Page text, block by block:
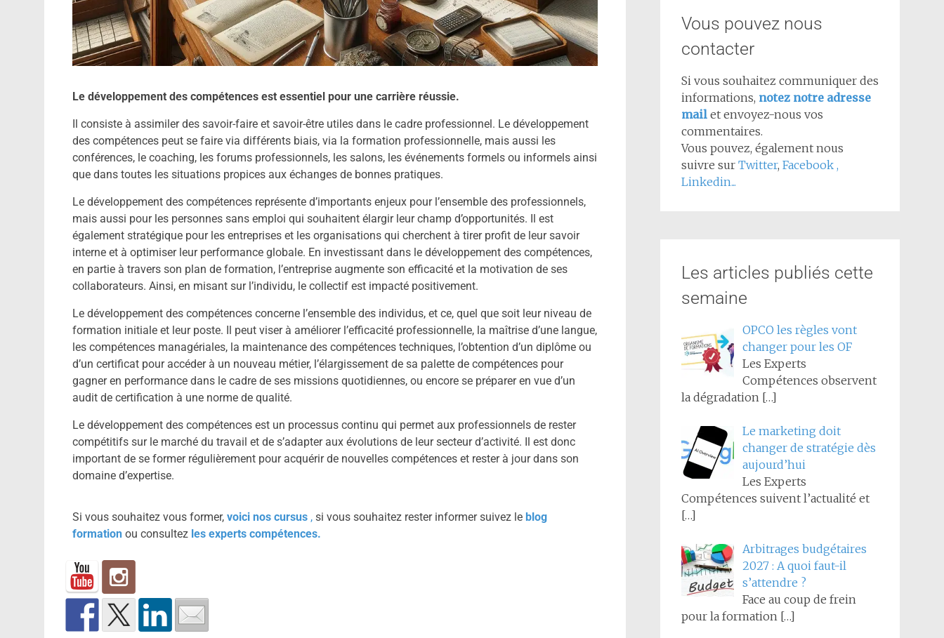
Le développement des compétences est essentiel pour une carrière réussie.
Il consiste à assimiler des savoir-faire et savoir-être utiles dans le cadre professionnel. Le développement
des compétences peut se faire via différents biais, via la formation professionnelle, mais aussi les
conférences, le coaching, les forums professionnels, les salons, les événements formels ou informels ainsi
que dans toutes les situations propices aux échanges de bonnes pratiques.
Le développement des compétences représente d’importants enjeux pour l’ensemble des professionnels,
mais aussi pour les personnes sans emploi qui souhaitent élargir leur champ d’opportunités. Il est
également stratégique pour les entreprises et les organisations qui cherchent à tirer profit de leur savoir
interne et à optimiser leur performance globale. En investissant dans le développement des compétences,
en partie à travers son plan de formation, l’entreprise augmente son efficacité et la motivation de ses
collaborateurs. Ainsi, en misant sur l’individu, le collectif est impacté positivement.
Le développement des compétences concerne l’ensemble des individus, et ce, quel que soit leur niveau de
formation initiale et leur poste. Il peut viser à améliorer l’efficacité professionnelle, la maîtrise d’une langue,
les compétences managériales, la maintenance des compétences techniques, l’obtention d’un diplôme ou
d’un certificat pour accéder à un nouveau métier, l’élargissement de sa palette de compétences pour
gagner en performance dans le cadre de ses missions quotidiennes, ou encore se préparer en vue d’un
audit de certification à une norme de qualité.
Le développement des compétences est un processus continu qui permet aux professionnels de rester
compétitifs sur le marché du travail et de s’adapter aux évolutions de leur secteur d’activité. Il est donc
important de se former régulièrement pour acquérir de nouvelles compétences et rester à jour dans son
domaine d’expertise.
Si vous souhaitez vous former, voici nos cursus , si vous souhaitez rester informer suivez le blog
formation ou consultez les experts compétences.
Vous pouvez nous
contacter
Si vous souhaitez communiquer des
informations, notez notre adresse
mail et envoyez-nous vos
commentaires.
Vous pouvez, également nous
suivre sur Twitter, Facebook ,
Linkedin...
Les articles publiés cette
semaine
OPCO les règles vont
changer pour les OF
Les Experts
Compétences observent
la dégradation […]
Le marketing doit
changer de stratégie dès
aujourd’hui
Les Experts
Compétences suivent l’actualité et
[…]
Arbitrages budgétaires
2027 : A quoi faut-il
s’attendre ?
Face au coup de frein
pour la formation […]